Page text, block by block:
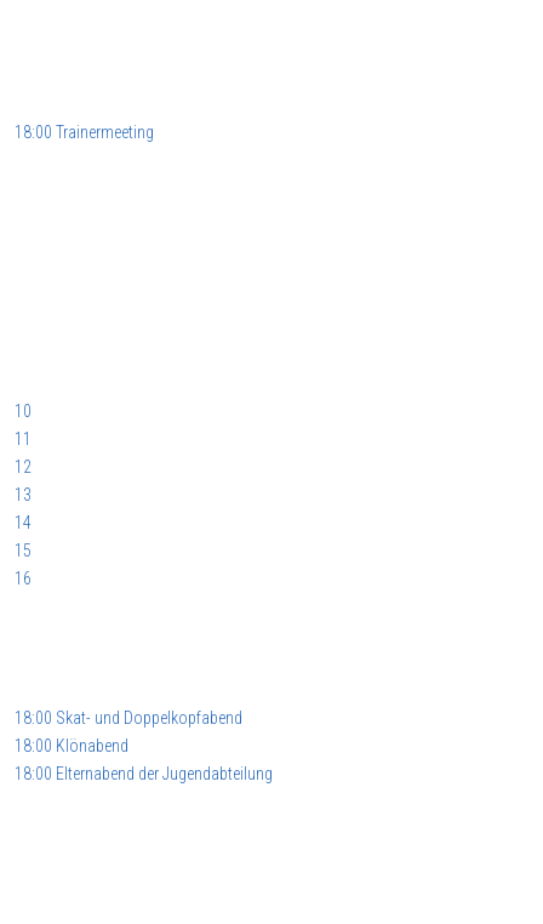
18:00 Trainermeeting
10
11
12
13
14
15
16
18:00 Skat- und Doppelkopfabend
18:00 Klönabend
18:00 Elternabend der Jugendabteilung